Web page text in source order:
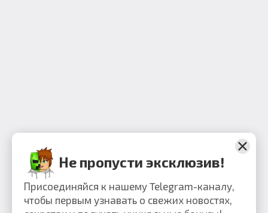
Не пропусти эксклюзив!
Присоединяйся к нашему Telegram-каналу,
чтобы первым узнавать о свежих новостях,